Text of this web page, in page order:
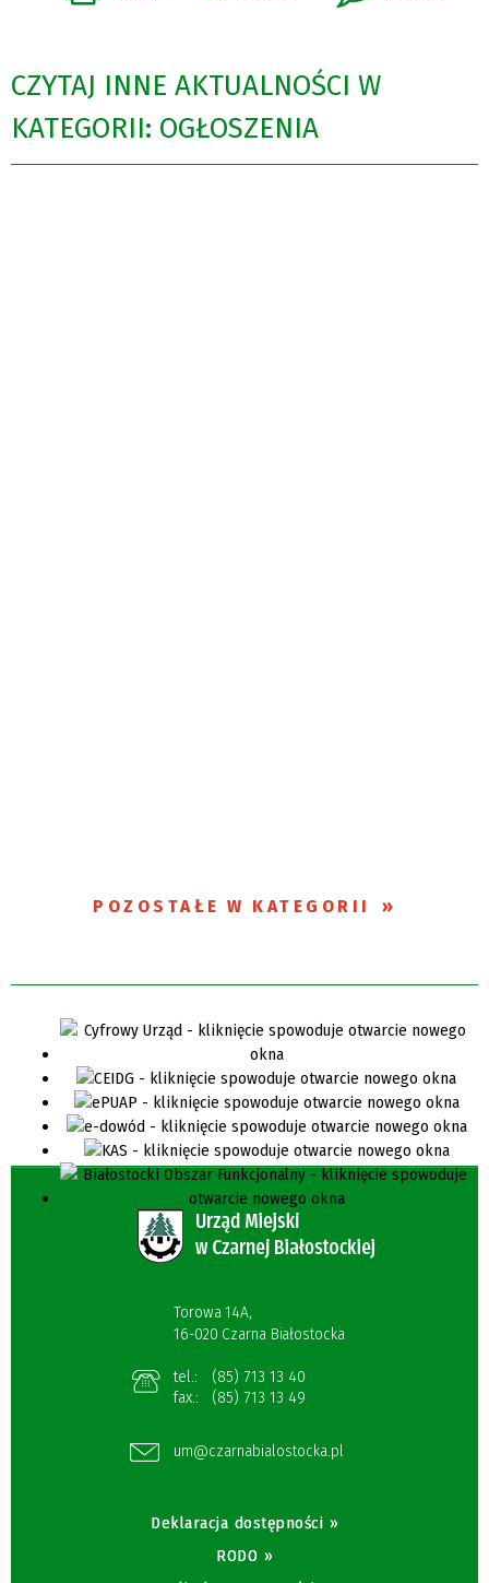
CZYTAJ INNE AKTUALNOŚCI W
KATEGORII: OGŁOSZENIA
POZOSTAŁE W KATEGORII
Torowa 14A,
16-020 Czarna Białostocka
tel.:
(85) 713 13 40
fax.:
(85) 713 13 49
um@czarnabialostocka.pl
Deklaracja dostępności »
RODO »